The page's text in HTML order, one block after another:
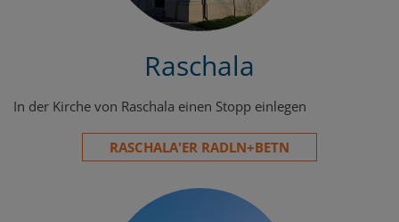
Raschala
In der Kirche von Raschala einen Stopp einlegen
RASCHALA'ER RADLN+BETN